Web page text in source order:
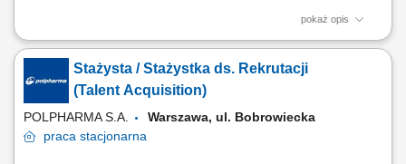
pokaż opis
Twój zakres obowiązków Tłumaczenie szkoleń BHP oraz codziennych
zadań; Rekrutacja nowych pracowników; Wsparcie przy
administracyjnym procesie zatrudniania;
Stażysta / Stażystka ds. Rekrutacji
(Talent Acquisition)
POLPHARMA S.A.
Warszawa, ul. Bobrowiecka
praca stacjonarna